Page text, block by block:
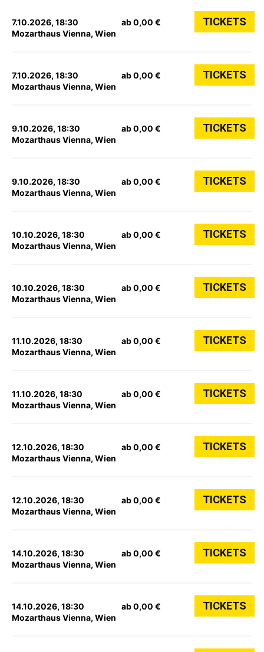
7.10.2026, 18:30
Mozarthaus Vienna, Wien
ab 0,00 € TICKETS
7.10.2026, 18:30
Mozarthaus Vienna, Wien
ab 0,00 € TICKETS
9.10.2026, 18:30
Mozarthaus Vienna, Wien
ab 0,00 € TICKETS
9.10.2026, 18:30
Mozarthaus Vienna, Wien
ab 0,00 € TICKETS
10.10.2026, 18:30
Mozarthaus Vienna, Wien
ab 0,00 € TICKETS
10.10.2026, 18:30
Mozarthaus Vienna, Wien
ab 0,00 € TICKETS
11.10.2026, 18:30
Mozarthaus Vienna, Wien
ab 0,00 € TICKETS
11.10.2026, 18:30
Mozarthaus Vienna, Wien
ab 0,00 € TICKETS
12.10.2026, 18:30
Mozarthaus Vienna, Wien
ab 0,00 € TICKETS
12.10.2026, 18:30
Mozarthaus Vienna, Wien
ab 0,00 € TICKETS
14.10.2026, 18:30
Mozarthaus Vienna, Wien
ab 0,00 € TICKETS
14.10.2026, 18:30
Mozarthaus Vienna, Wien
ab 0,00 € TICKETS